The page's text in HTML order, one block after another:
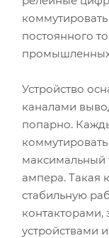
постоянного
Устройство
каналами
попарно.
максимальный
ампера. Такая
стабильную
контакторами,
устройствами